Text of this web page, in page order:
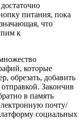
питания, пока
что
к
которые
обрезать, добавить
Закончив
в память
почту/
социальных